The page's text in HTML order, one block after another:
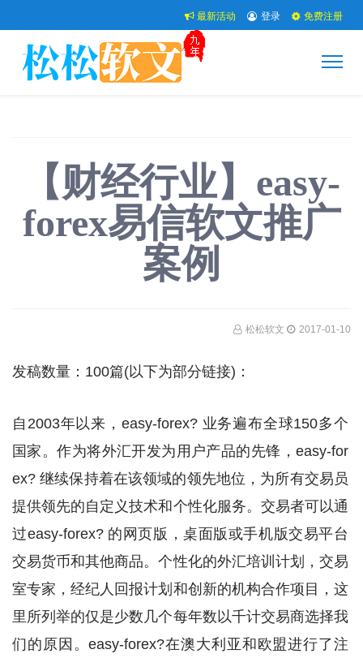
最新活动 登录 免费注册
【财经行业】easy-
forex易信软文推广
案例
松松软文 2017-01-10
发稿数量：100篇(以下为部分链接)：
自2003年以来，easy-forex? 业务遍布全球150多个
国家。作为将外汇开发为用户产品的先锋，easy-for
ex? 继续保持着在该领域的领先地位，为所有交易员
提供领先的自定义技术和个性化服务。交易者可以通
过easy-forex? 的网页版，桌面版或手机版交易平台
交易货币和其他商品。个性化的外汇培训计划，交易
室专家，经纪人回报计划和创新的机构合作项目，这
里所列举的仅是少数几个每年数以千计交易商选择我
们的原因。easy-forex?在澳大利亚和欧盟进行了注